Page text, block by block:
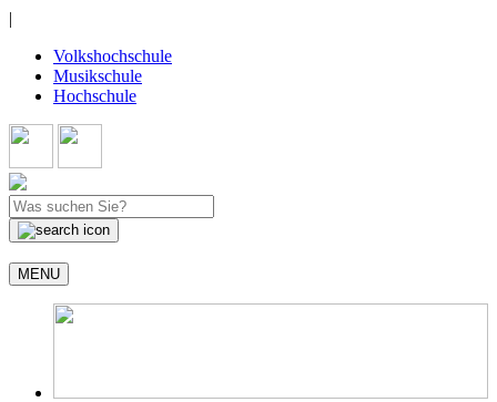
|
Volkshochschule
Musikschule
Hochschule
MENU